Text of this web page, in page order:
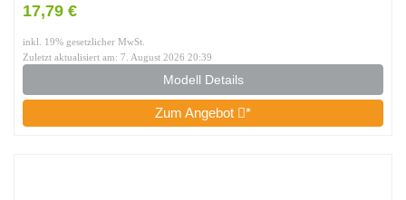
17,79 €
inkl. 19% gesetzlicher MwSt.
Zuletzt aktualisiert am: 7. August 2026 20:39
Modell Details
Zum Angebot *